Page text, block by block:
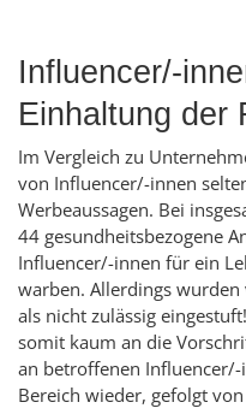
Influencer/-
Einhaltung der
Im Vergleich zu
von Influencer/-innen
Werbeaussagen. Bei
44 gesundheitsbezogene
Influencer/-innen für ein
warben. Allerdings wurden
als nicht zulässig eingestuft!
somit kaum an die
an betroffenen Influencer/-
Bereich wieder, gefolgt